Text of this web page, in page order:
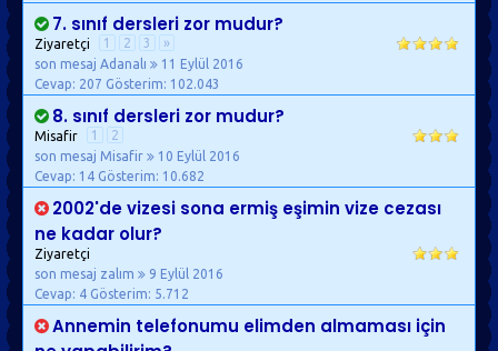
7. sınıf dersleri zor mudur?
Ziyaretçi 1 2 3
»
son mesaj Adanalı
11 Eylül 2016
Cevap: 207 Gösterim: 102.043
8. sınıf dersleri zor mudur?
Misafir 1
2
son mesaj Misafir
10 Eylül 2016
Cevap: 14 Gösterim: 10.682
2002'de vizesi sona ermiş eşimin vize cezası
ne kadar olur?
Ziyaretçi
son mesaj zalım
9 Eylül 2016
Cevap: 4 Gösterim: 5.712
Annemin telefonumu elimden almaması için